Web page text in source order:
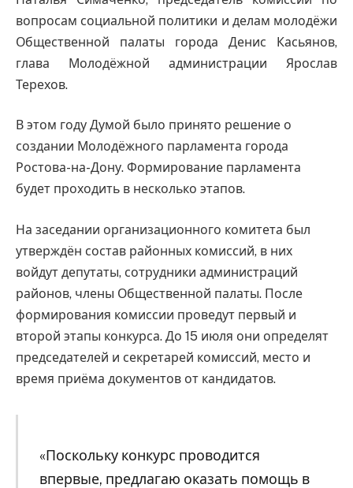
вопросам социальной политики и делам молодёжи
Общественной палаты города Денис Касьянов,
глава Молодёжной администрации Ярослав
Терехов.
В этом году Думой было принято решение о
создании Молодёжного парламента города
Ростова-на-Дону. Формирование парламента
будет проходить в несколько этапов.
На заседании организационного комитета был
утверждён состав районных комиссий, в них
войдут депутаты, сотрудники администраций
районов, члены Общественной палаты. После
формирования комиссии проведут первый и
второй этапы конкурса. До 15 июля они определят
председателей и секретарей комиссий, место и
время приёма документов от кандидатов.
«Поскольку конкурс проводится
впервые, предлагаю оказать помощь в